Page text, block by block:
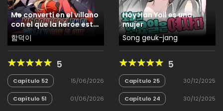
Me convertí en el villano
con el que la héroe esta
obsesionada
함덕이
5
Capítulo 52 15/06/2026
Capítulo 51 01/06/2026
Hoy Han Yoil es una
mujer
Song geuk-jang
5
Capítulo 25 30/12/2025
Capítulo 24 30/12/2025